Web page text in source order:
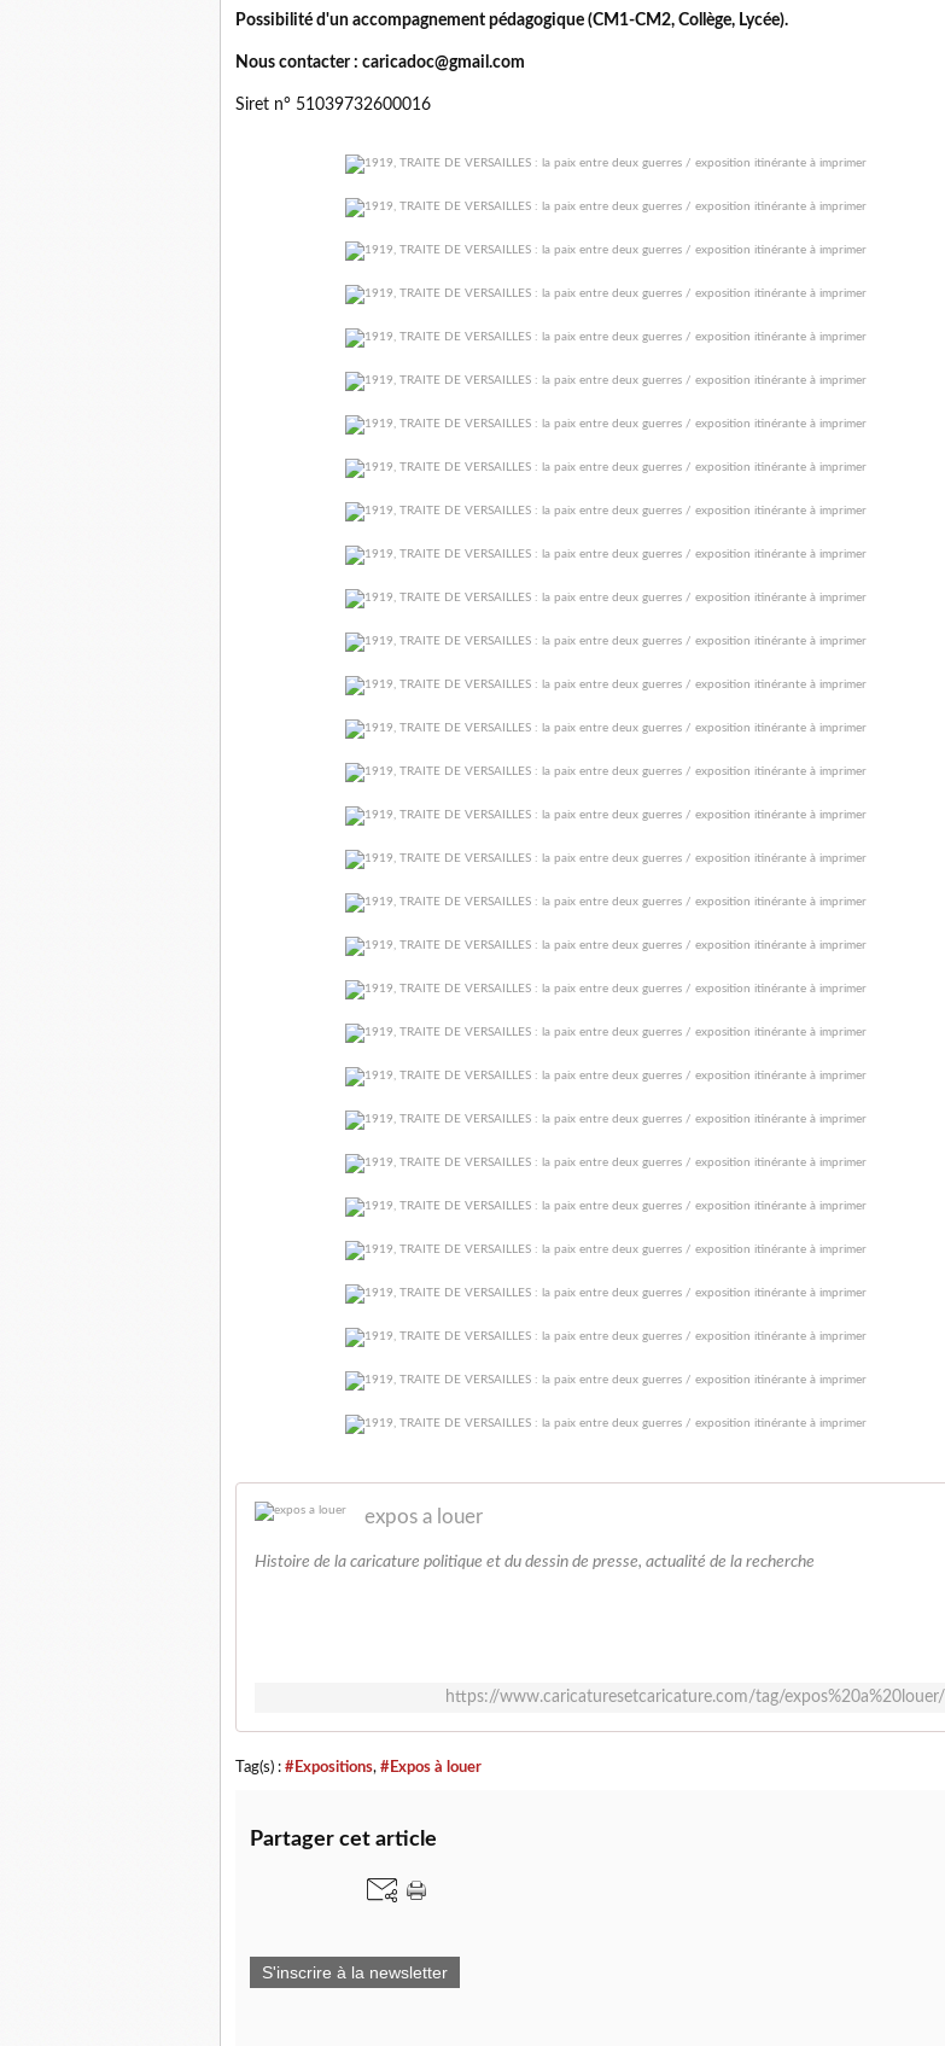
Possibilité d'un accompagnement pédagogique (CM1-CM2, Collège, Lycée).
Nous contacter : caricadoc@gmail.com
Siret n° 51039732600016
expos a louer
Histoire de la caricature politique et du dessin de presse, actualité de la recherche
https://www.caricaturesetcaricature.com/tag/expos%20a%20louer/
Tag(s) : #Expositions, #Expos à louer
Partager cet article
S'inscrire à la newsletter